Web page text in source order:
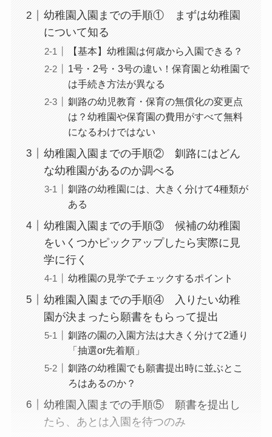
幼稚園入園までの手順① まずは幼稚園
について知る
【基本】幼稚園は何歳から入園できる？
1号・2号・3号の違い！保育園と幼稚園で
は手続き方法が異なる
釧路の幼児教育・保育の無償化の変更点
は？幼稚園や保育園の費用がすべて無料
になるわけではない
幼稚園入園までの手順② 釧路にはどん
な幼稚園があるのか調べる
釧路の幼稚園には、大きく分けて4種類が
ある
幼稚園入園までの手順③ 候補の幼稚園
をいくつかピックアップしたら実際に見
学に行く
幼稚園の見学でチェックするポイント
幼稚園入園までの手順④ 入りたい幼稚
園が決まったら願書をもらって提出
釧路の園の入園方法は大きく分けて2通り
「抽選or先着順」
釧路の幼稚園でも願書提出時に並ぶとこ
ろはあるのか？
幼稚園入園までの手順⑤ 願書を提出し
たら、あとは入園を待つのみ